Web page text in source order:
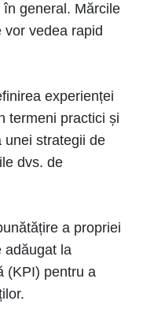
general. Mărcile
vedea rapid
experienței
termeni practici și
unei strategii de
dvs. de
a propriei
adăugat la
(KPI) pentru a